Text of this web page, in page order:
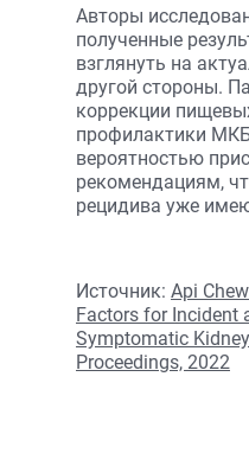
Авторы
полученные
взглянуть на
другой стороны.
коррекции
профилактики
вероятностью
рекомендациям,
рецидива уже
Источник: Api
Factors for Incident
Symptomatic
Proceedings, 2022